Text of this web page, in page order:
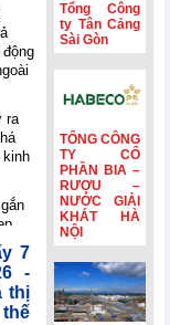
ra
kinh
lân
lãi
7
-
thị
Tổng Công
ty Tân Cảng
Sài Gòn
TỔNG CÔNG
TY CỔ
PHẦN BIA –
RƯỢU –
NƯỚC GIẢI
KHÁT HÀ
NỘI